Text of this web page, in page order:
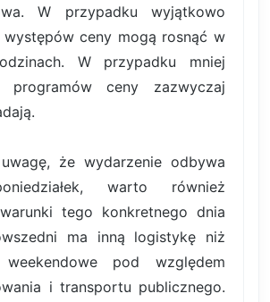
W przypadku wyjątkowo
występów ceny mogą rosnąć w
W przypadku mniej
programów ceny zazwyczaj
że wydarzenie odbywa
warto również
tego konkretnego dnia
ma inną logistykę niż
weekendowe pod względem
i transportu publicznego.